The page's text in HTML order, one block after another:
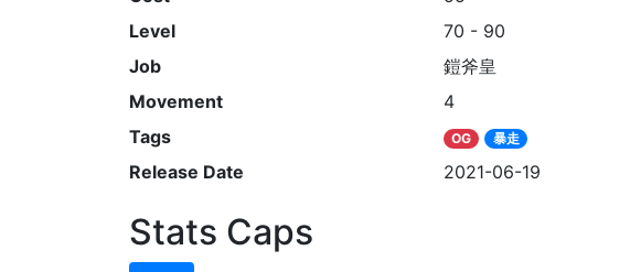
Level
70 - 90
Job
鎧斧皇
Movement
4
Tags
OG 暴走
Release Date 2021-06-19
Stats Caps